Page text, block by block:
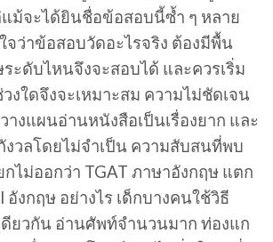
ม้จะได้ยินชื่อข้อสอบนี้ซ้ำ ๆ หลาย
ว่าข้อสอบวัดอะไรจริง ต้องมีพื้น
ะดับไหนจึงจะสอบได้ และควรเริ่ม
งใดจึงจะเหมาะสม ความไม่ชัดเจน
างแผนอ่านหนังสือเป็นเรื่องยาก และ
วลโดยไม่จำเป็น ความสับสนที่พบ
ไม่ออกว่า TGAT ภาษาอังกฤษ แตก
อังกฤษ อย่างไร เด็กบางคนใช้วิธี
ยวกัน อ่านศัพท์จำนวนมาก ท่องแก